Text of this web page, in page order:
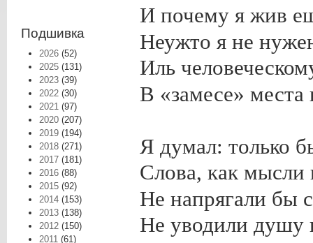
Подшивка
2026 (52)
2025 (131)
2023 (39)
2022 (30)
2021 (97)
2020 (207)
2019 (194)
2018 (271)
2017 (181)
2016 (88)
2015 (92)
2014 (153)
2013 (138)
2012 (150)
2011 (61)
И почему я жив
Неужто я не
Иль
В «замесе»
Я думал: только
Слова, как мысли
Не напрягали бы
Не уводили душу